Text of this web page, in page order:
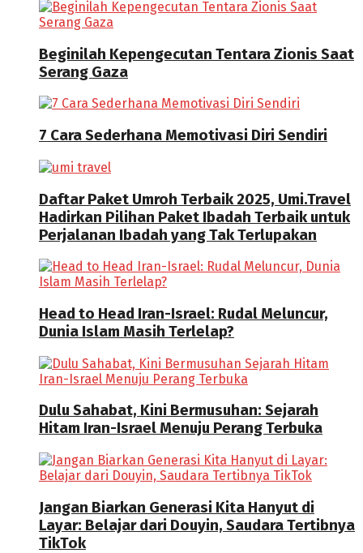
Beginilah Kepengecutan Tentara Zionis Saat
Serang Gaza
7 Cara Sederhana Memotivasi Diri Sendiri
Daftar Paket Umroh Terbaik 2025, Umi.Travel
Hadirkan Pilihan Paket Ibadah Terbaik untuk
Perjalanan Ibadah yang Tak Terlupakan
Head to Head Iran-Israel: Rudal Meluncur,
Dunia Islam Masih Terlelap?
Dulu Sahabat, Kini Bermusuhan: Sejarah
Hitam Iran-Israel Menuju Perang Terbuka
Jangan Biarkan Generasi Kita Hanyut di
Layar: Belajar dari Douyin, Saudara Tertibnya
TikTok